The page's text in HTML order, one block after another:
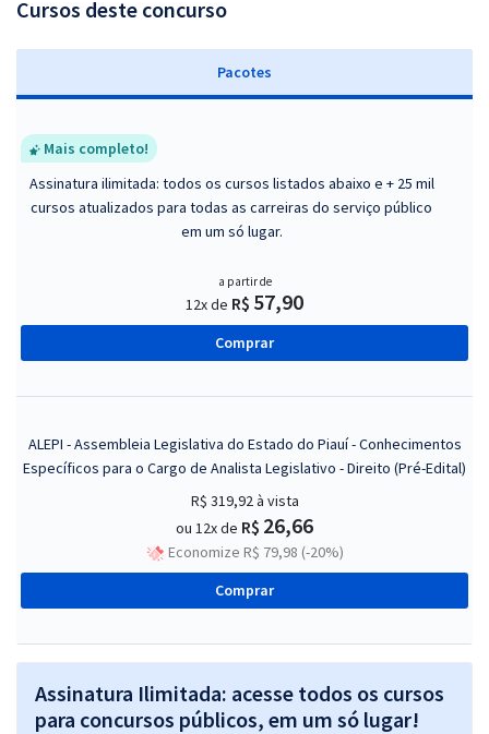
Cursos deste concurso
Pacotes
Mais completo!
Assinatura ilimitada: todos os cursos listados abaixo e + 25 mil
cursos atualizados para todas as carreiras do serviço público
em um só lugar.
a partir de
12x de R$ 57,90
Comprar
ALEPI - Assembleia Legislativa do Estado do Piauí - Conhecimentos
Específicos para o Cargo de Analista Legislativo - Direito (Pré-Edital)
R$ 319,92à vista
ou 12x de R$ 26,66
Economize R$ 79,98 (-20%)
Comprar
Assinatura Ilimitada: acesse todos os cursos
para concursos públicos, em um só lugar!